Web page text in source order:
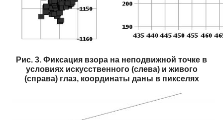
Рис. 3. Фиксация взора на неподвижной точке в
условиях искусственного (слева) и живого
(справа) глаз, координаты даны в пикселях